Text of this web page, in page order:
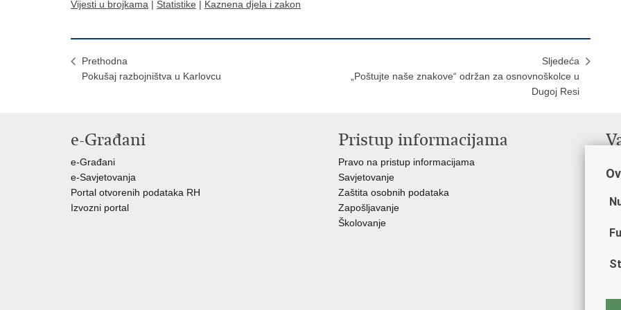
Vijesti u brojkama | Statistike | Kaznena djela i zakon
Prethodna
Pokušaj razbojništva u Karlovcu
Sljedeća
„Poštujte naše znakove“ održan za osnovnoškolce u
Dugoj Resi
e-Građani
e-Građani
e-Savjetovanja
Portal otvorenih podataka RH
Izvozni portal
Pristup informacijama
Pravo na pristup informacijama
Savjetovanje
Zaštita osobnih podataka
Zapošljavanje
Školovanje